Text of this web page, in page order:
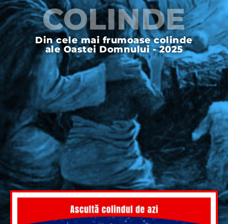
COLINDE
Din cele mai frumoase colinde
ale Oastei Domnului - 2025